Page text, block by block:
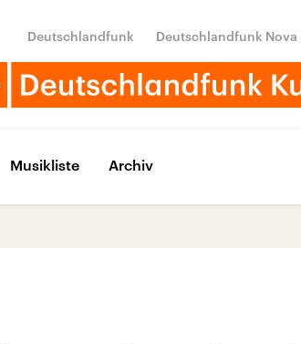
Deutschlandfunk Deutschlandfunk Nova
Musikliste Archiv